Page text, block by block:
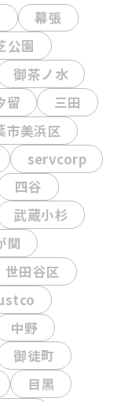
幕張
公園
御茶ノ水
留
三田
市美浜区
servcorp
四谷
武蔵小杉
関
世田谷区
中野
御徒町
目黒